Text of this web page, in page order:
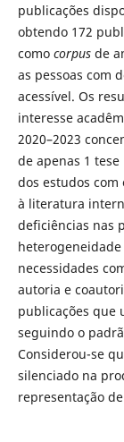
publicações
obtendo 172
como corpusde
as pessoas com
acessível. Os
interesse
2020–2023
de apenas 1
dos estudos
à literatura
deficiências nas
necessidades
autoria e
publicações que
seguindo o
Considerou-se
silenciado na
representação